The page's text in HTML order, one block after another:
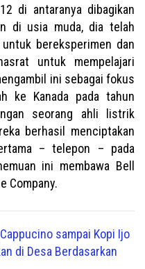
di antaranya dibagikan
di usia muda, dia telah
bereksperimen dan
untuk mempelajari
ini sebagai fokus
ke Kanada pada tahun
seorang ahli listrik
berhasil menciptakan
– telepon – pada
ini membawa Bell
Company.
sampai Kopi Ijo
di Desa Berdasarkan